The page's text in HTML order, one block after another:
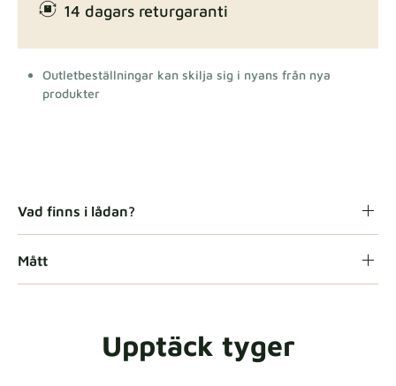
14 dagars returgaranti
Outletbeställningar kan skilja sig i nyans från nya
produkter
Vad finns i lådan?
Mått
Upptäck tyger